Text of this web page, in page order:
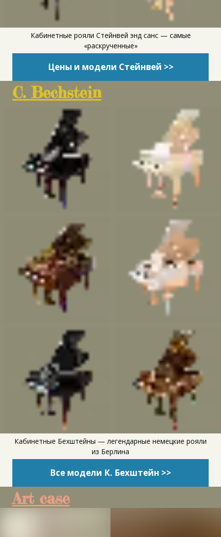
Кабинетные рояли Стейнвей энд санс — самые
«раскрученные»
Цены и модели Стейнвей >>
C. Bechstein
Кабинетные Бехштейны — легендарные немецкие рояли
из Берлина
Все модели К. Бехштейн >>
Art case